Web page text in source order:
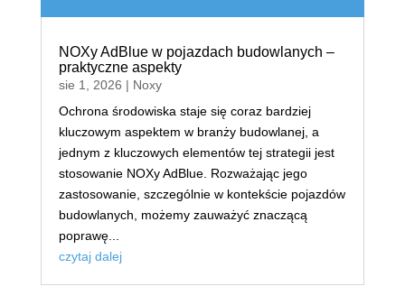
NOXy AdBlue w pojazdach budowlanych –
praktyczne aspekty
sie 1, 2026 | Noxy
Ochrona środowiska staje się coraz bardziej
kluczowym aspektem w branży budowlanej, a
jednym z kluczowych elementów tej strategii jest
stosowanie NOXy AdBlue. Rozważając jego
zastosowanie, szczególnie w kontekście pojazdów
budowlanych, możemy zauważyć znaczącą
poprawę...
czytaj dalej